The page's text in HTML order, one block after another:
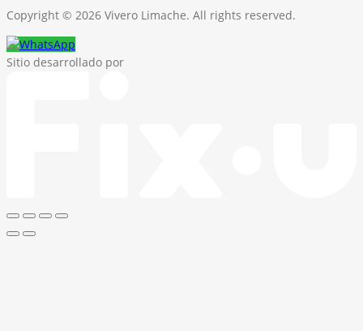
Copyright © 2026 Vivero Limache. All rights reserved.
Sitio desarrollado por